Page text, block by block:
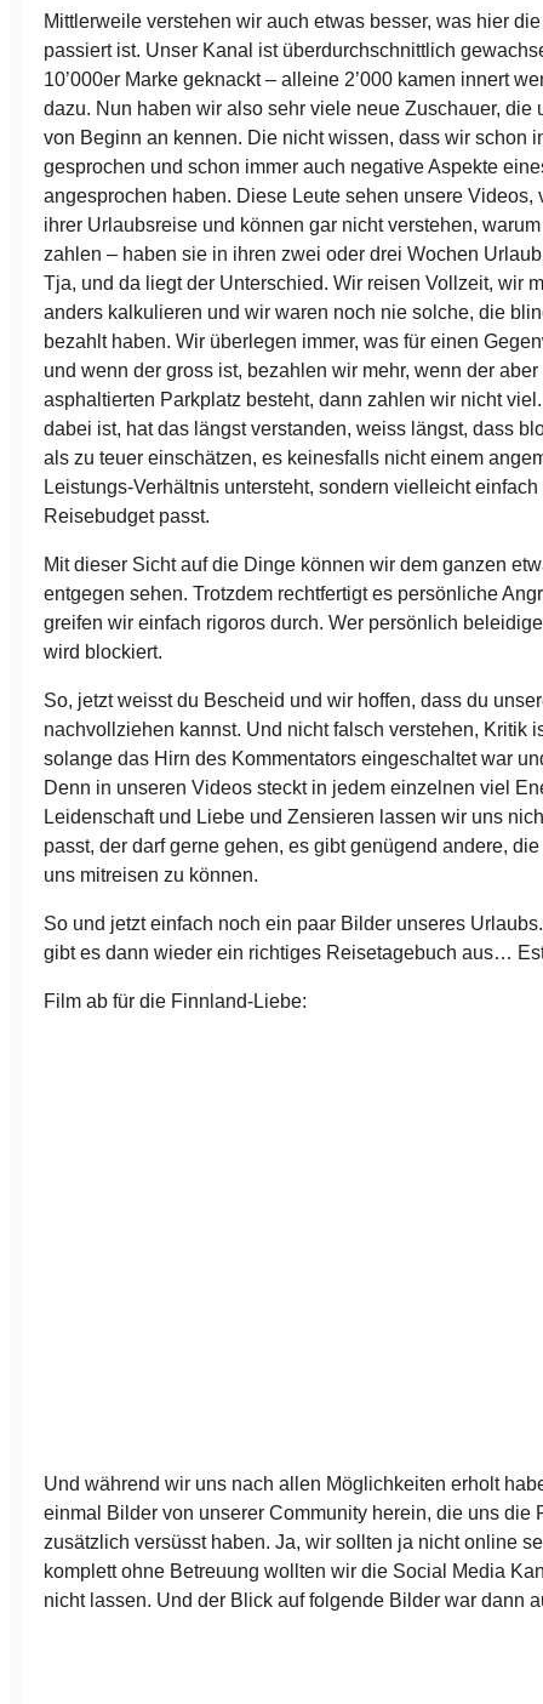
Mittlerweile verstehen wir auch etwas besser, was hier
passiert ist. Unser Kanal ist überdurchschnittlich
10’000er Marke geknackt – alleine 2’000 kamen innert
dazu. Nun haben wir also sehr viele neue Zuschauer, die
von Beginn an kennen. Die nicht wissen, dass wir schon
gesprochen und schon immer auch negative Aspekte
angesprochen haben. Diese Leute sehen unsere Videos,
ihrer Urlaubsreise und können gar nicht verstehen,
zahlen – haben sie in ihren zwei oder drei Wochen
Tja, und da liegt der Unterschied. Wir reisen Vollzeit, wir
anders kalkulieren und wir waren noch nie solche, die
bezahlt haben. Wir überlegen immer, was für einen
und wenn der gross ist, bezahlen wir mehr, wenn der
asphaltierten Parkplatz besteht, dann zahlen wir nicht
dabei ist, hat das längst verstanden, weiss längst, dass
als zu teuer einschätzen, es keinesfalls nicht einem
Leistungs-Verhältnis untersteht, sondern vielleicht
Reisebudget passt.
Mit dieser Sicht auf die Dinge können wir dem ganzen
entgegen sehen. Trotzdem rechtfertigt es persönliche
greifen wir einfach rigoros durch. Wer persönlich
wird blockiert.
So, jetzt weisst du Bescheid und wir hoffen, dass du
nachvollziehen kannst. Und nicht falsch verstehen, Kritik
solange das Hirn des Kommentators eingeschaltet war
Denn in unseren Videos steckt in jedem einzelnen viel
Leidenschaft und Liebe und Zensieren lassen wir uns
passt, der darf gerne gehen, es gibt genügend andere,
uns mitreisen zu können.
So und jetzt einfach noch ein paar Bilder unseres
gibt es dann wieder ein richtiges Reisetagebuch aus…
Film ab für die Finnland-Liebe:
Und während wir uns nach allen Möglichkeiten erholt
einmal Bilder von unserer Community herein, die uns die
zusätzlich versüsst haben. Ja, wir sollten ja nicht online
komplett ohne Betreuung wollten wir die Social Media
nicht lassen. Und der Blick auf folgende Bilder war dann